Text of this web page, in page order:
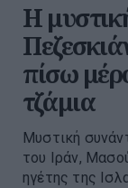
Η
πίσω
τζάμια
Μυστική
του Ιράν,
ηγέτης της